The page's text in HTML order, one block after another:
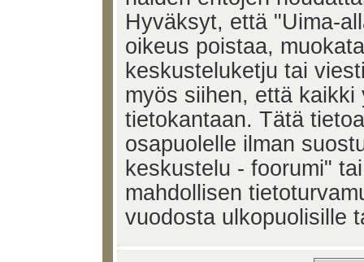
Hyväksyt, että "Uima-
oikeus poistaa,
keskusteluketju tai
myös siihen, että
tietokantaan. Tätä
osapuolelle ilman
keskustelu - foorumi"
mahdollisen
vuodosta ulkopuolisille